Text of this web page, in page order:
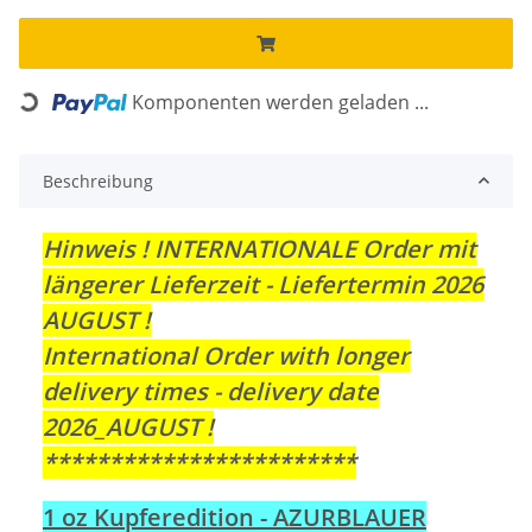
Loading... Komponenten werden geladen ...
Beschreibung
Hinweis ! INTERNATIONALE Order mit
längerer Lieferzeit - Liefertermin 2026
AUGUST !
International Order with longer
delivery times - delivery date
2026_AUGUST !
************************
1 oz Kupferedition - AZURBLAUER